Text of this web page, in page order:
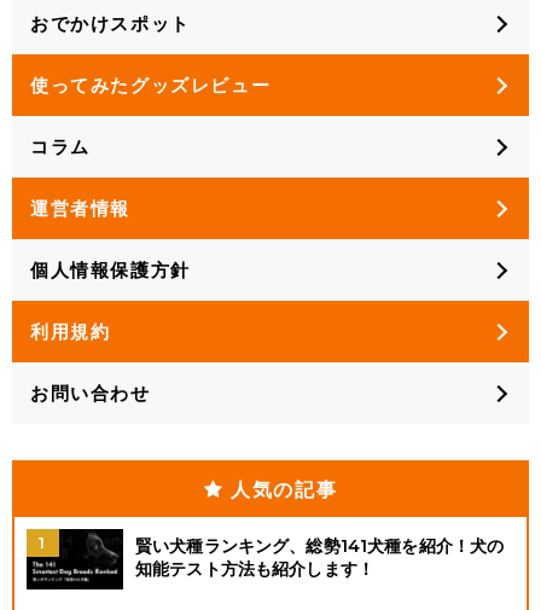
おでかけスポット
使ってみたグッズレビュー
コラム
運営者情報
個人情報保護方針
利用規約
お問い合わせ
人気の記事
賢い犬種ランキング、総勢141犬種を紹介！犬の
知能テスト方法も紹介します！